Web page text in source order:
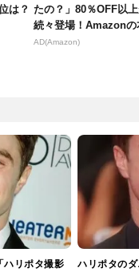
は？ たの？」80％OFF以
続々登場！Amazonの
が...
AD(Amazon)
ハリポタ撮影
ハリポタの